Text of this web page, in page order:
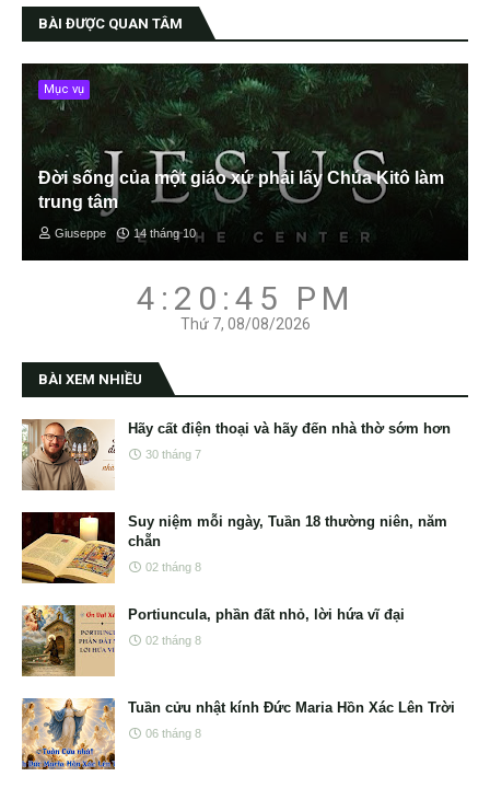
BÀI ĐƯỢC QUAN TÂM
Mục vụ
Đời sống của một giáo xứ phải lấy Chúa Kitô làm
trung tâm
Giuseppe 14 tháng 10
4:20:46 PM
Thứ 7, 08/08/2026
BÀI XEM NHIỀU
Hãy cất điện thoại và hãy đến nhà thờ sớm hơn
30 tháng 7
Suy niệm mỗi ngày, Tuần 18 thường niên, năm
chẵn
02 tháng 8
Portiuncula, phần đất nhỏ, lời hứa vĩ đại
02 tháng 8
Tuần cửu nhật kính Đức Maria Hồn Xác Lên Trời
06 tháng 8